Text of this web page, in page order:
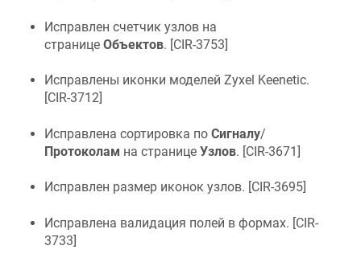
Исправлен счетчик узлов на
странице Объектов. [CIR-3753]
Исправлены иконки моделей Zyxel Keenetic.
[CIR-3712]
Исправлена сортировка по Сигналу/
Протоколам на странице Узлов. [CIR-3671]
Исправлен размер иконок узлов. [CIR-3695]
Исправлена валидация полей в формах. [CIR-
3733]